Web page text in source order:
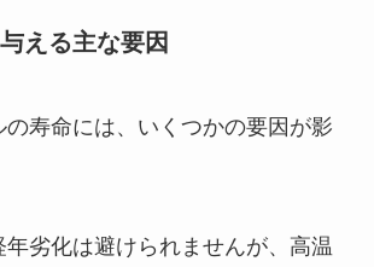
える主な要因
の寿命には、いくつかの要因が影
劣化は避けられませんが、高温